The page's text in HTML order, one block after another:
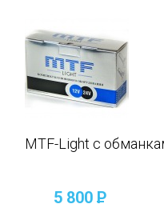
MTF-Light с
5 800P